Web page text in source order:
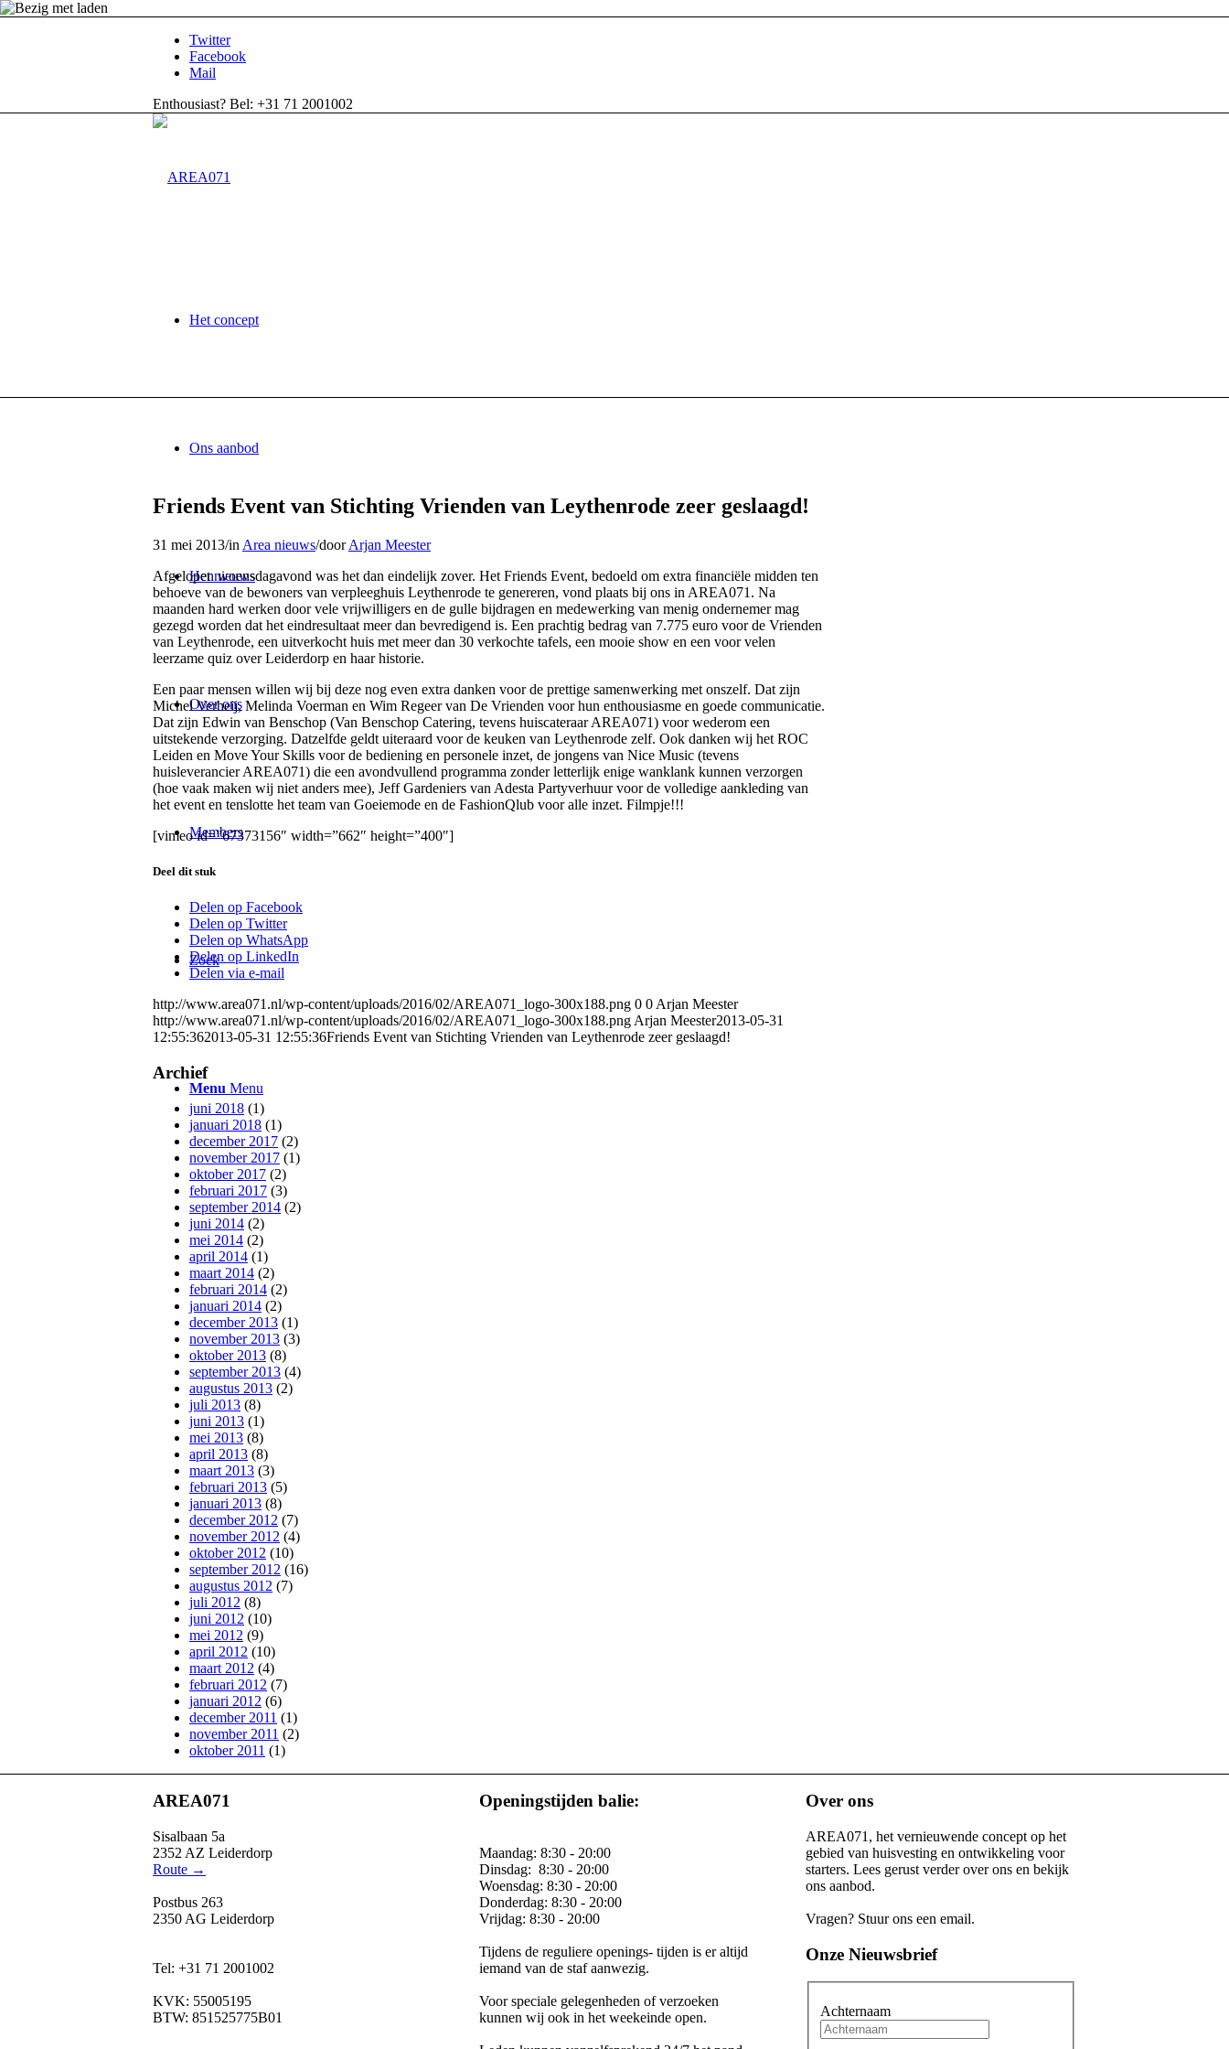
Twitter
Facebook
Mail
Enthousiast? Bel: +31 71 2001002
Het concept
Ons aanbod
Het nieuws
Over ons
Members
Zoek
Menu Menu
Friends Event van Stichting Vrienden van Leythenrode zeer geslaagd!
31 mei 2013/in Area nieuws/doorArjan Meester
Afgelopen woensdagavond was het dan eindelijk zover. Het Friends Event, bedoeld om extra financiële midden ten
behoeve van de bewoners van verpleeghuis Leythenrode te genereren, vond plaats bij ons in AREA071. Na
maanden hard werken door vele vrijwilligers en de gulle bijdragen en medewerking van menig ondernemer mag
gezegd worden dat het eindresultaat meer dan bevredigend is. Een prachtig bedrag van 7.775 euro voor de Vrienden
van Leythenrode, een uitverkocht huis met meer dan 30 verkochte tafels, een mooie show en een voor velen
leerzame quiz over Leiderdorp en haar historie.
Een paar mensen willen wij bij deze nog even extra danken voor de prettige samenwerking met onszelf. Dat zijn
Michel Verheij, Melinda Voerman en Wim Regeer van De Vrienden voor hun enthousiasme en goede communicatie.
Dat zijn Edwin van Benschop (Van Benschop Catering, tevens huiscateraar AREA071) voor wederom een
uitstekende verzorging. Datzelfde geldt uiteraard voor de keuken van Leythenrode zelf. Ook danken wij het ROC
Leiden en Move Your Skills voor de bediening en personele inzet, de jongens van Nice Music (tevens
huisleverancier AREA071) die een avondvullend programma zonder letterlijk enige wanklank kunnen verzorgen
(hoe vaak maken wij niet anders mee), Jeff Gardeniers van Adesta Partyverhuur voor de volledige aankleding van
het event en tenslotte het team van Goeiemode en de FashionQlub voor alle inzet. Filmpje!!!
[vimeo id=”67373156″ width=”662″ height=”400″]
Deel dit stuk
Delen op Facebook
Delen op Twitter
Delen op WhatsApp
Delen op LinkedIn
Delen via e-mail
http://www.area071.nl/wp-content/uploads/2016/02/AREA071_logo-300x188.png 0 0 Arjan Meester
http://www.area071.nl/wp-content/uploads/2016/02/AREA071_logo-300x188.png Arjan Meester2013-05-31
12:55:362013-05-31 12:55:36Friends Event van Stichting Vrienden van Leythenrode zeer geslaagd!
Archief
juni 2018 (1)
januari 2018 (1)
december 2017 (2)
november 2017 (1)
oktober 2017 (2)
februari 2017 (3)
september 2014 (2)
juni 2014 (2)
mei 2014 (2)
april 2014 (1)
maart 2014 (2)
februari 2014 (2)
januari 2014 (2)
december 2013 (1)
november 2013 (3)
oktober 2013 (8)
september 2013 (4)
augustus 2013 (2)
juli 2013 (8)
juni 2013 (1)
mei 2013 (8)
april 2013 (8)
maart 2013 (3)
februari 2013 (5)
januari 2013 (8)
december 2012 (7)
november 2012 (4)
oktober 2012 (10)
september 2012 (16)
augustus 2012 (7)
juli 2012 (8)
juni 2012 (10)
mei 2012 (9)
april 2012 (10)
maart 2012 (4)
februari 2012 (7)
januari 2012 (6)
december 2011 (1)
november 2011 (2)
oktober 2011 (1)
AREA071
Sisalbaan 5a
2352 AZ Leiderdorp
Route →
Postbus 263
2350 AG Leiderdorp
Tel: +31 71 2001002
KVK: 55005195
BTW: 851525775B01
Openingstijden balie:
Maandag: 8:30 - 20:00
Dinsdag: 8:30 - 20:00
Woensdag: 8:30 - 20:00
Donderdag: 8:30 - 20:00
Vrijdag: 8:30 - 20:00
Tijdens de reguliere openings- tijden is er altijd
iemand van de staf aanwezig.
Voor speciale gelegenheden of verzoeken
kunnen wij ook in het weekeinde open.
Over ons
AREA071, het vernieuwende concept op het
gebied van huisvesting en ontwikkeling voor
starters. Lees gerust verder over ons en bekijk
ons aanbod.
Vragen? Stuur ons een email.
Onze Nieuwsbrief
Achternaam